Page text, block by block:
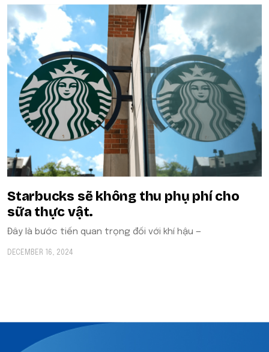
Starbucks sẽ không thu phụ phí cho
sữa thực vật.
Đây là bước tiến quan trọng đối với khí hậu —
DECEMBER 16, 2024